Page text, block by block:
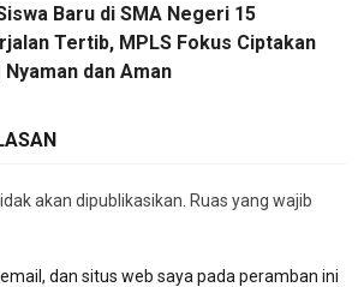
Baru di SMA Negeri 15
Tertib, MPLS Fokus Ciptakan
dan Aman
akan dipublikasikan. Ruas yang wajib
dan situs web saya pada peramban ini